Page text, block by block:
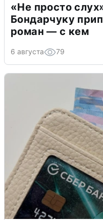
«Не просто
Бондарчуку
роман — с кем
6 августа 79